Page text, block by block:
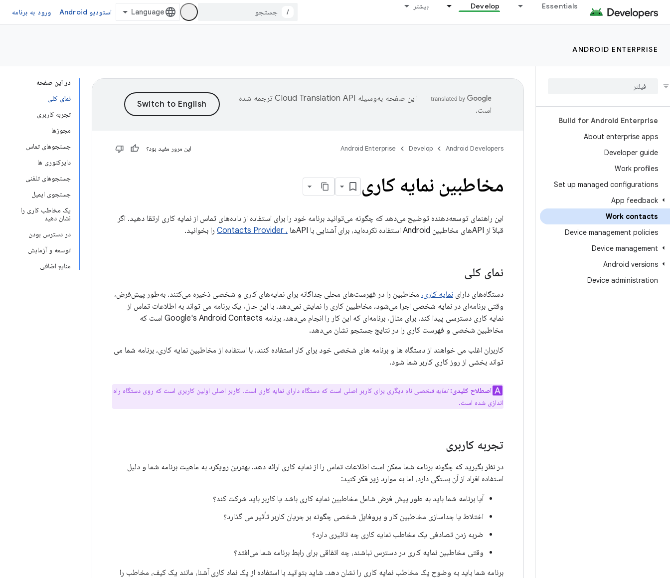
Essentials
Develop بیشتر
/ استودیو Android ورود به برنامه
ANDROID ENTERPRISE
Build for Android Enterprise
About enterprise apps
Developer guide
Work profiles
Set up managed configurations
App feedback
Work contacts
Device management policies
Device management
Android versions
Device administration
در این صفحه
نمای کلی
تجربه کاربری
مجوزها
جستجوهای تماس
دایرکتوری ها
جستجوهای تلفنی
جستجوی ایمیل
یک مخاطب کاری را
نشان دهید
در دسترس بودن
توسعه و آزمایش
منابع اضافی
این صفحه به‌وسیله
ترجمه شده
است.
Android Developers
Develop
Android Enterprise این مرور مفید بود؟
مخاطبین نمایه کاری
این راهنمای توسعه‌دهنده توضیح می‌دهد که چگونه می‌توانید برنامه خود را برای استفاده از داده‌های تماس از نمایه کاری ارتقا دهید. اگر
قبلاً از APIهای مخاطبین Android استفاده نکرده‌اید، برای آشنایی با APIها
، Contacts Provider را بخوانید.
نمای کلی
دستگاه‌های دارای نمایه کاری، مخاطبین را در فهرست‌های محلی جداگانه برای نمایه‌های کاری و شخصی ذخیره می‌کنند. به‌طور پیش‌فرض،
وقتی برنامه‌ای در نمایه شخصی اجرا می‌شود، مخاطبین کاری را نمایش نمی‌دهد. با این حال، یک برنامه می تواند به اطلاعات تماس از
نمایه کاری دسترسی پیدا کند. برای مثال، برنامه‌ای که این کار را انجام می‌دهد، برنامه Google's Android Contacts است که
مخاطبین شخصی و فهرست کاری را در نتایج جستجو نشان می‌دهد.
کاربران اغلب می خواهند از دستگاه ها و برنامه های شخصی خود برای کار استفاده کنند. با استفاده از مخاطبین نمایه کاری، برنامه شما می
تواند بخشی از روز کاری کاربر شما شود.
اصطلاح کلیدی: نمایه شخصی نام دیگری برای کاربر اصلی است که دستگاه دارای نمایه کاری است. کاربر اصلی اولین کاربری است که روی دستگاه راه
اندازی شده است.
تجربه کاربری
در نظر بگیرید که چگونه برنامه شما ممکن است اطلاعات تماس را از نمایه کاری ارائه دهد. بهترین رویکرد به ماهیت برنامه شما و دلیل
استفاده افراد از آن بستگی دارد، اما به موارد زیر فکر کنید:
آیا برنامه شما باید به طور پیش فرض شامل مخاطبین نمایه کاری باشد یا کاربر باید شرکت کند؟
اختلاط یا جداسازی مخاطبین کار و پروفایل شخصی چگونه بر جریان کاربر تأثیر می گذارد؟
ضربه زدن تصادفی یک مخاطب نمایه کاری چه تاثیری دارد؟
وقتی مخاطبین نمایه کاری در دسترس نباشند، چه اتفاقی برای رابط برنامه شما می‌افتد؟
برنامه شما باید به وضوح یک مخاطب نمایه کاری را نشان دهد. شاید بتوانید با استفاده از یک نماد کاری آشنا، مانند یک کیف، مخاطب را